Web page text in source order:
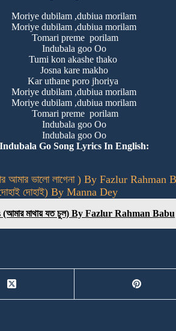
Moriye dubilam ,dubiua morilam
Moriye dubilam ,dubiua morilam
Tomari preme porilam
Indubala goo Oo
Tumi kon akashe thako
Josna kare makho
Kar uthane poro jhoriya
Moriye dubilam ,dubiua morilam
Moriye dubilam ,dubiua morilam
Tomari preme porilam
Indubala goo Oo
Indubala goo Oo
Indubala Go Song Lyrics In English:
ভালো লাগেনা ) By Fazlur Rahman
দোহাই) By Manna Dey
মাথায় যত চুল) By Fazlur Rahman Babu